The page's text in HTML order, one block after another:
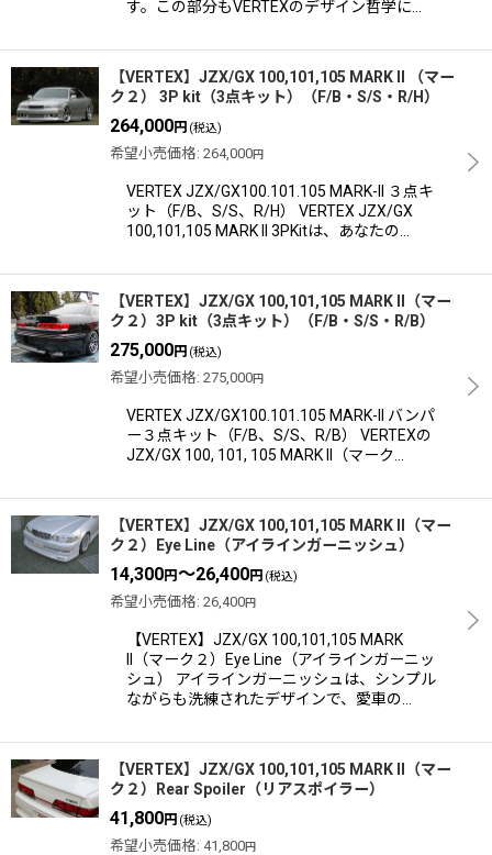
す。この部分もVERTEXのデザイン哲学に…
【VERTEX】JZX/GX 100,101,105 MARK II （マー
ク２） 3P kit（3点キット）（F/B・S/S・R/H）
264,000円 (税込)
希望小売価格: 264,000円
VERTEX JZX/GX100.101.105 MARK-II ３点キ
ット（F/B、S/S、R/H） VERTEX JZX/GX
100,101,105 MARK II 3PKitは、あなたの…
【VERTEX】JZX/GX 100,101,105 MARK II（マー
ク２）3P kit（3点キット）（F/B・S/S・R/B）
275,000円 (税込)
希望小売価格: 275,000円
VERTEX JZX/GX100.101.105 MARK-II バンパ
ー３点キット（F/B、S/S、R/B） VERTEXの
JZX/GX 100, 101, 105 MARK II（マーク…
【VERTEX】JZX/GX 100,101,105 MARK II（マー
ク２）Eye Line（アイラインガーニッシュ）
14,300円～26,400円 (税込)
希望小売価格: 26,400円
【VERTEX】JZX/GX 100,101,105 MARK
II（マーク２）Eye Line（アイラインガーニッ
シュ） アイラインガーニッシュは、シンプル
ながらも洗練されたデザインで、愛車の…
【VERTEX】JZX/GX 100,101,105 MARK II（マー
ク２）Rear Spoiler（リアスポイラー）
41,800円 (税込)
希望小売価格: 41,800円